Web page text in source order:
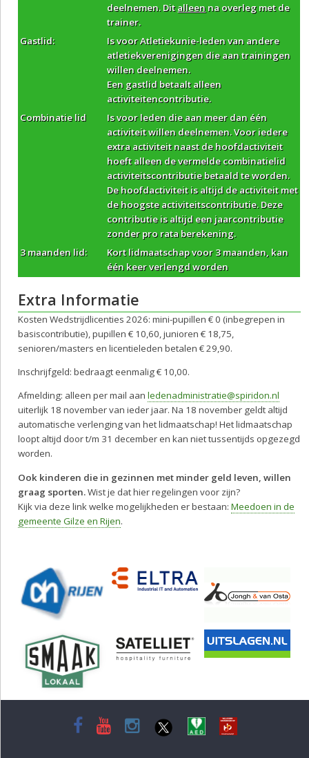
deelnemen. Ditalleen na overleg met de
trainer.
Gastlid:
Is voor Atletiekunie-leden van andere
atletiekverenigingen die aan trainingen
willen deelnemen.
Een gastlid betaalt alleen
activiteitencontributie.
Combinatie lid
Is voor leden die aan meer dan één
activiteit willen deelnemen. Voor iedere
extra activiteit naast de hoofdactiviteit
hoeft alleen de vermelde combinatielid
activiteitscontributie betaald te worden.
De hoofdactiviteit is altijd de activiteit met
de hoogste activiteitscontributie. Deze
contributie is altijd een jaarcontributie
zonder pro rata berekening.
3 maanden lid:
Kort lidmaatschap voor 3 maanden, kan
één keer verlengd worden
Extra Informatie
Kosten Wedstrijdlicenties 2026: mini-pupillen € 0 (inbegrepen in
basiscontributie), pupillen € 10,60, junioren € 18,75,
senioren/masters en licentieleden betalen € 29,90.
Inschrijfgeld: bedraagt eenmalig € 10,00.
Afmelding: alleen per mail aanledenadministratie@spiridon.nl
uiterlijk 18 november van ieder jaar. Na 18 november geldt altijd
automatische verlenging van het lidmaatschap! Het lidmaatschap
loopt altijd door t/m 31 december en kan niet tussentijds opgezegd
worden.
Ook kinderen die in gezinnen met minder geld leven, willen
graag sporten.Wist je dat hier regelingen voor zijn?
Kijk via deze link welke mogelijkheden er bestaan:Meedoen in de
gemeente Gilze en Rijen.